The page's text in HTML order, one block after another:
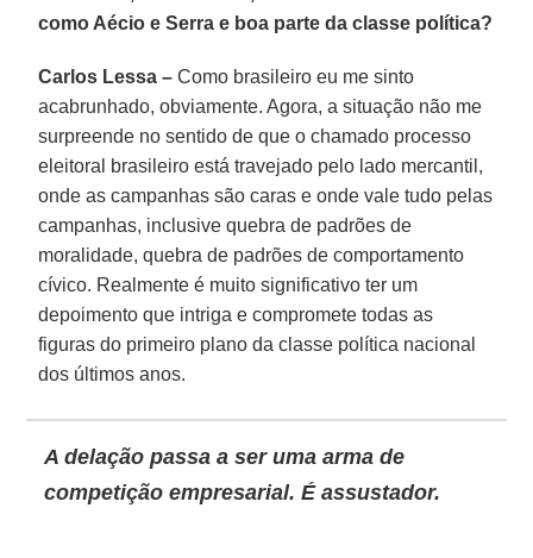
como Aécio e Serra e boa parte da classe política?
Carlos Lessa – Como brasileiro eu me sinto
acabrunhado, obviamente. Agora, a situação não me
surpreende no sentido de que o chamado processo
eleitoral brasileiro está travejado pelo lado mercantil,
onde as campanhas são caras e onde vale tudo pelas
campanhas, inclusive quebra de padrões de
moralidade, quebra de padrões de comportamento
cívico. Realmente é muito significativo ter um
depoimento que intriga e compromete todas as
figuras do primeiro plano da classe política nacional
dos últimos anos.
A delação passa a ser uma arma de
competição empresarial. É assustador.